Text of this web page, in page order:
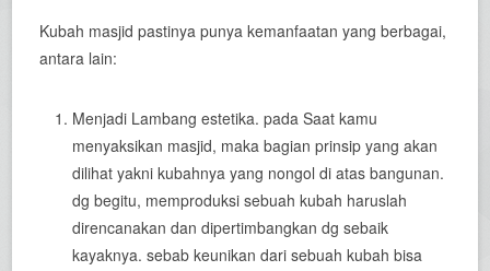
Kubah masjid pastinya punya kemanfaatan yang berbagai,
antara lain:
Menjadi Lambang estetika. pada Saat kamu
menyaksikan masjid, maka bagian prinsip yang akan
dilihat yakni kubahnya yang nongol di atas bangunan.
dg begitu, memproduksi sebuah kubah haruslah
direncanakan dan dipertimbangkan dg sebaik
kayaknya. sebab keunikan dari sebuah kubah bisa